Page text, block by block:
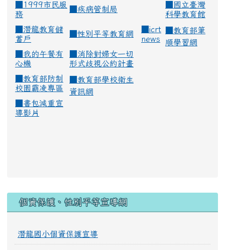
■1999市民服
務
疾病管制局
國立臺灣
科學教育館
潛龍教育儲
蓄戶
性別平等教育網
icrt
news
教育部筆
順學習網
我的午餐有
心機
消除對婦女一切
形式歧視公約計畫
教育部防制
校園霸凌專區
教育部學校衛生
資訊網
書包減重宣
導影片
個資保護、性別平等宣導網
潛龍國小個資保護宣導